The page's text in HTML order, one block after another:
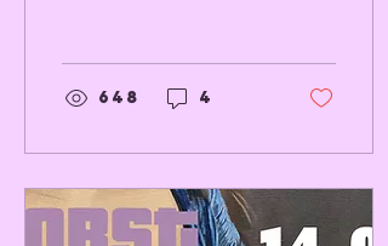
on
Women's day
648 4